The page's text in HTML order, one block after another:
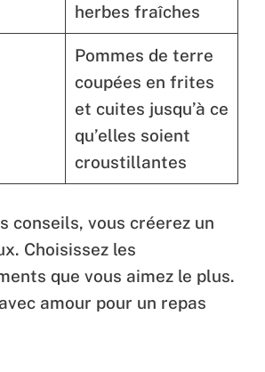
herbes fraîches
Pommes de terre
coupées en frites
et cuites jusqu’à ce
qu’elles soient
croustillantes
conseils, vous créerez un
Choisissez les
que vous aimez le plus.
amour pour un repas